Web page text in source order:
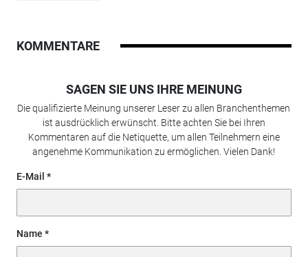
KOMMENTARE
SAGEN SIE UNS IHRE MEINUNG
Die qualifizierte Meinung unserer Leser zu allen Branchenthemen
ist ausdrücklich erwünscht. Bitte achten Sie bei Ihren
Kommentaren auf die Netiquette, um allen Teilnehmern eine
angenehme Kommunikation zu ermöglichen. Vielen Dank!
E-Mail
Name